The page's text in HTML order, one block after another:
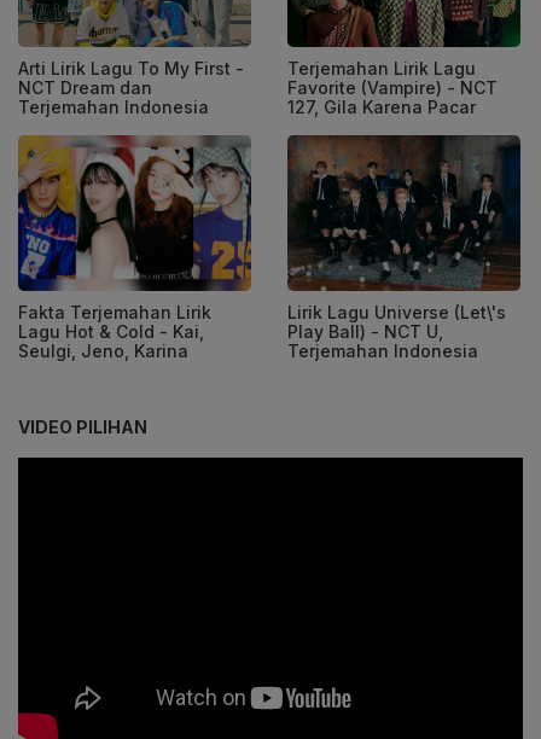
Arti Lirik Lagu To My First -
NCT Dream dan
Terjemahan Indonesia
Terjemahan Lirik Lagu
Favorite (Vampire) - NCT
127, Gila Karena Pacar
Fakta Terjemahan Lirik
Lagu Hot & Cold - Kai,
Seulgi, Jeno, Karina
Lirik Lagu Universe (Let\'s
Play Ball) - NCT U,
Terjemahan Indonesia
VIDEO PILIHAN